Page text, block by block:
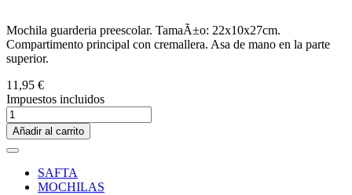
Mochila guarderia preescolar. TamaÃ±o: 22x10x27cm.
Compartimento principal con cremallera. Asa de mano en la parte
superior.
11,95 €
Impuestos incluidos
Añadir al carrito
SAFTA
MOCHILAS